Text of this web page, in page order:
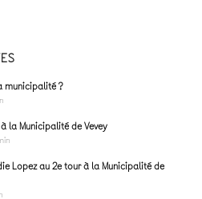
municipalité ?
la Municipalité de Vevey
Lopez au 2e tour à la Municipalité de